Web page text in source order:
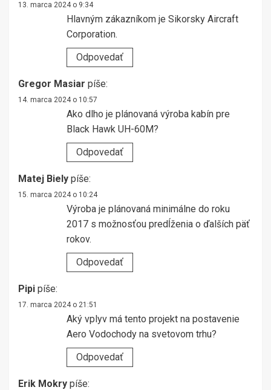
13. marca 2024 o 9:34
Hlavným zákazníkom je Sikorsky Aircraft
Corporation.
Odpovedať
Gregor Masiar píše:
14. marca 2024 o 10:57
Ako dlho je plánovaná výroba kabín pre
Black Hawk UH-60M?
Odpovedať
Matej Biely píše:
15. marca 2024 o 10:24
Výroba je plánovaná minimálne do roku
2017 s možnosťou predĺženia o ďalších päť
rokov.
Odpovedať
Pipi píše:
17. marca 2024 o 21:51
Aký vplyv má tento projekt na postavenie
Aero Vodochody na svetovom trhu?
Odpovedať
Erik Mokry píše: